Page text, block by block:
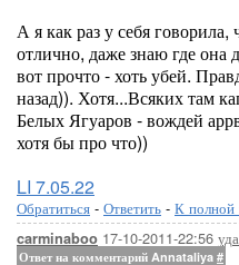
А я как раз у себя
отлично, даже знаю где она
вот прочто - хоть убей.
назад)). Хотя...Всяких там
Белых Ягуаров - вождей
хотя бы про что))
LI 7.05.22
Обратиться - Ответить - К полной
carminaboo 17-10-2011-22:56
Ответ на комментарий Annataliya #